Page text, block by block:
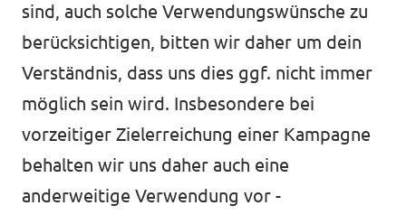
sind, auch solche Verwendungswünsche zu
berücksichtigen, bitten wir daher um dein
Verständnis, dass uns dies ggf. nicht immer
möglich sein wird. Insbesondere bei
vorzeitiger Zielerreichung einer Kampagne
behalten wir uns daher auch eine
anderweitige Verwendung vor -